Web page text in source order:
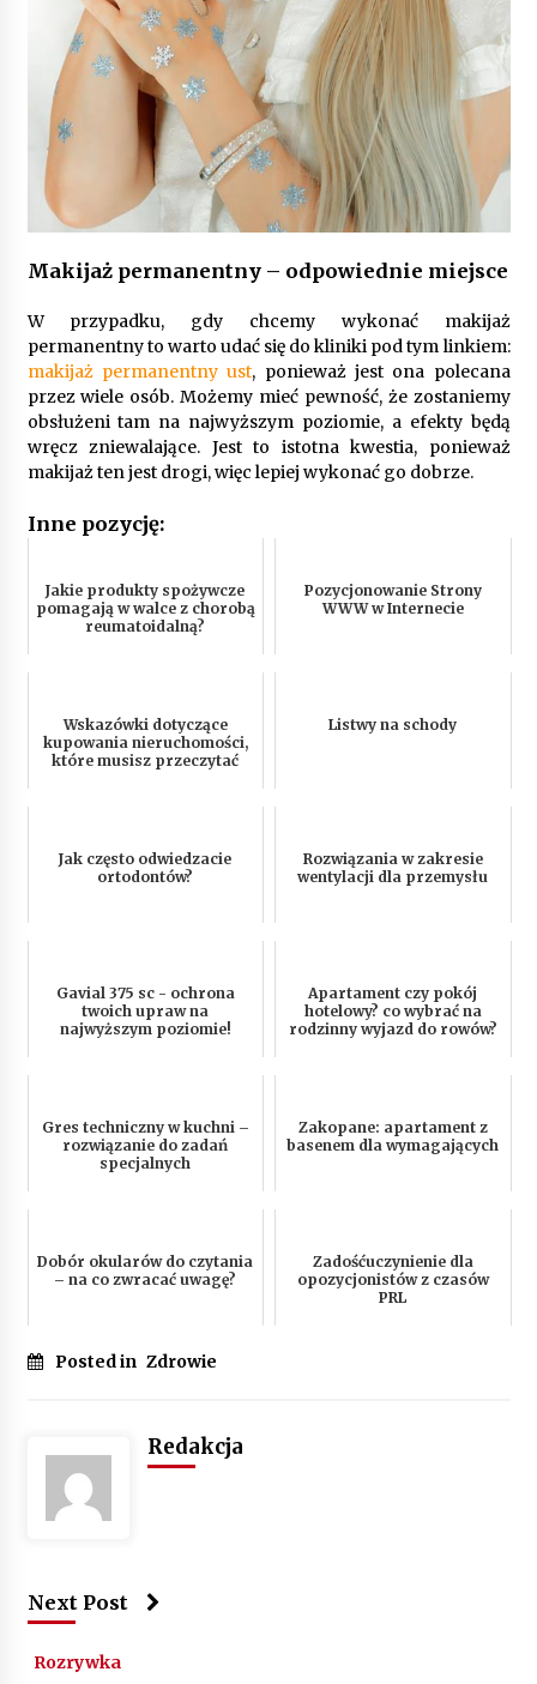
Makijaż permanentny – odpowiednie miejsce
W przypadku, gdy chcemy wykonać makijaż
permanentny to warto udać się do kliniki pod tym linkiem:
makijaż permanentny ust, ponieważ jest ona polecana
przez wiele osób. Możemy mieć pewność, że zostaniemy
obsłużeni tam na najwyższym poziomie, a efekty będą
wręcz zniewalające. Jest to istotna kwestia, ponieważ
makijaż ten jest drogi, więc lepiej wykonać go dobrze.
Inne pozycję:
Jakie produkty spożywcze
pomagają w walce z chorobą
reumatoidalną?
Pozycjonowanie Strony
WWW w Internecie
Wskazówki dotyczące
kupowania nieruchomości,
które musisz przeczytać
Listwy na schody
Jak często odwiedzacie
ortodontów?
Rozwiązania w zakresie
wentylacji dla przemysłu
Gavial 375 sc - ochrona
twoich upraw na
najwyższym poziomie!
Apartament czy pokój
hotelowy? co wybrać na
rodzinny wyjazd do rowów?
Gres techniczny w kuchni –
rozwiązanie do zadań
specjalnych
Zakopane: apartament z
basenem dla wymagających
Dobór okularów do czytania
– na co zwracać uwagę?
Zadośćuczynienie dla
opozycjonistów z czasów
PRL
Posted in Zdrowie
Redakcja
Next Post
Rozrywka